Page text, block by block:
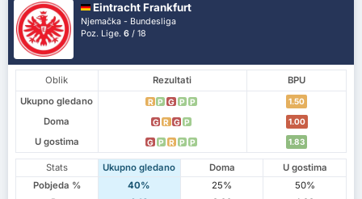
Eintracht Frankfurt
Njemačka - Bundesliga
Poz. Lige.6 / 18
Oblik Rezultati
BPU
Ukupno gledano
R P G P P 1.50
Doma G R G P 1.00
U gostima G P R P P 1.83
Stats Ukupno gledano Doma
U gostima
Pobjeda %
40% 25%
50%